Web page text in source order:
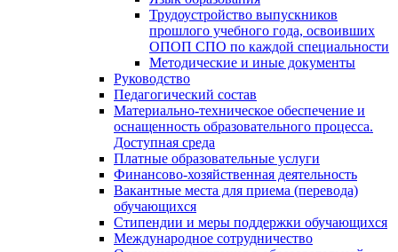
Трудоустройство выпускников
прошлого учебного года, освоивших
ОПОП СПО по каждой специальности
Методические и иные документы
Руководство
Педагогический состав
Материально-техническое обеспечение и
оснащенность образовательного процесса.
Доступная среда
Платные образовательные услуги
Финансово-хозяйственная деятельность
Вакантные места для приема (перевода)
обучающихся
Стипендии и меры поддержки обучающихся
Международное сотрудничество